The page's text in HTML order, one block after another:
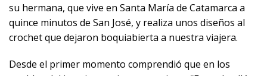
su hermana, que vive en Santa María de Catamarca a
quince minutos de San José, y realiza unos diseños al
crochet que dejaron boquiabierta a nuestra viajera.
Desde el primer momento comprendió que en los